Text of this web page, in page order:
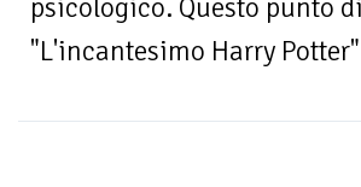
psicologico. Questo punto
"L'incantesimo Harry